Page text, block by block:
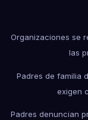
Organizaciones se
las
Padres de familia
exigen
Padres denuncian